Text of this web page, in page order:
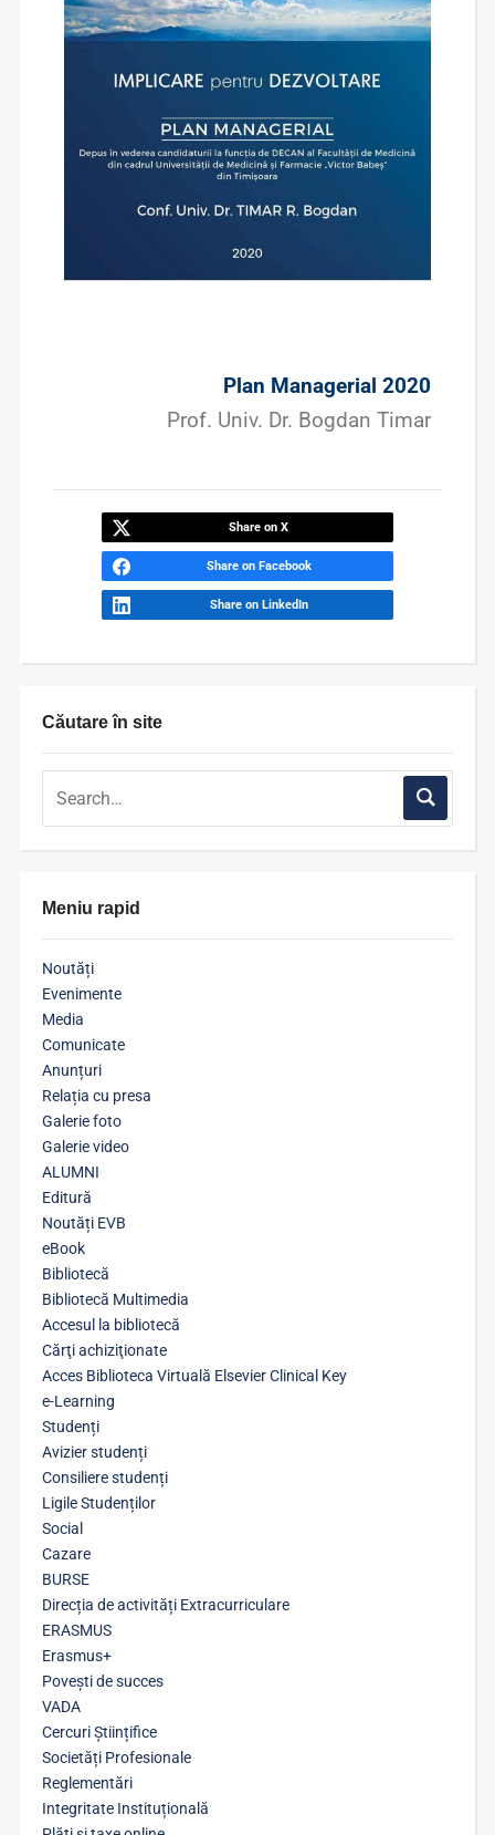
Căutare în site
Meniu rapid
Noutăți
Evenimente
Media
Comunicate
Anunțuri
Relația cu presa
Galerie foto
Galerie video
ALUMNI
Editură
Noutăți EVB
eBook
Bibliotecă
Bibliotecă Multimedia
Accesul la bibliotecă
Cărţi achiziţionate
Acces Biblioteca Virtuală Elsevier Clinical Key
e-Learning
Studenți
Avizier studenți
Consiliere studenți
Ligile Studenților
Social
Cazare
BURSE
Direcția de activități Extracurriculare
ERASMUS
Erasmus+
Povești de succes
VADA
Cercuri Științifice
Societăți Profesionale
Reglementări
Integritate Instituțională
Plan Managerial 2020
Prof. Univ. Dr. Bogdan Timar
Share on X
Share on Facebook
Share on LinkedIn